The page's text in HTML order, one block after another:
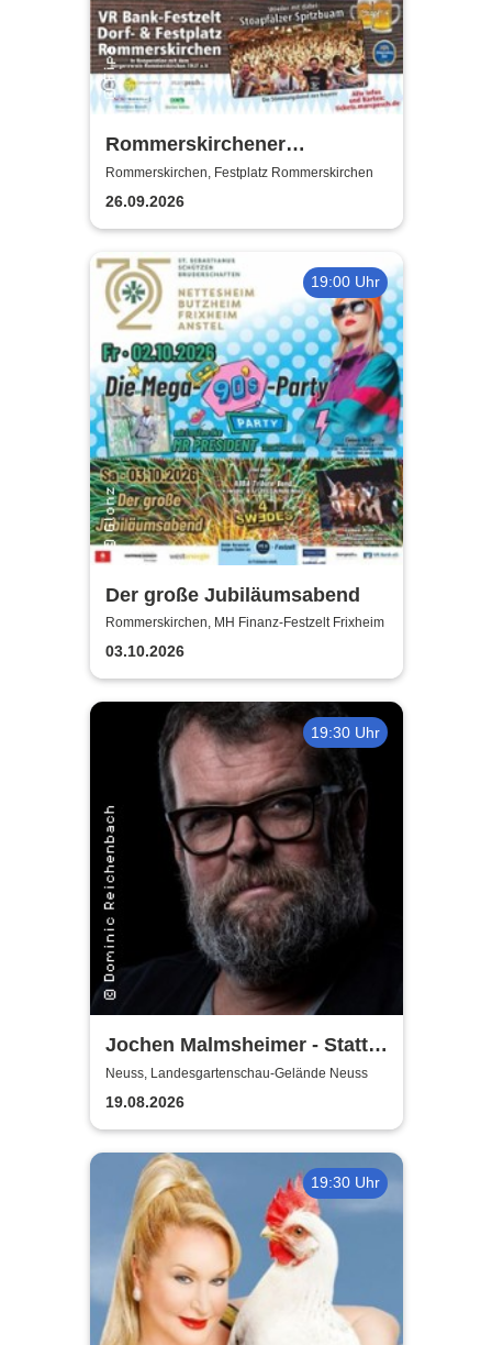
Rommerskirchener
Oktoberfest - Auf geht´s -
pack mas!
Rommerskirchen, Festplatz Rommerskirchen
26.09.2026
19:00 Uhr
Der große Jubiläumsabend
Rommerskirchen, MH Finanz-Festzelt Frixheim
03.10.2026
19:30 Uhr
Jochen Malmsheimer - Statt
wesentlich die Welt bewegt,
hab ich wohl nur das Meer
gepflügt
Neuss, Landesgartenschau-Gelände Neuss
19.08.2026
19:30 Uhr